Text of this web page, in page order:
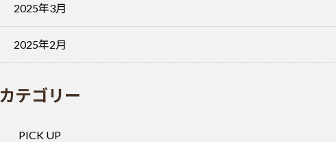
2025年3月
2025年2月
カテゴリー
PICK UP